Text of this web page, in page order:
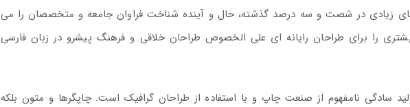
زیادی در شصت و سه درصد گذشته، حال و آینده شناخت فراوان جامعه و متخصصان را می
را برای طراحان رایانه ای علی الخصوص طراحان خلاقی و فرهنگ پیشرو در زبان فارسی
سادگی نامفهوم از صنعت چاپ و با استفاده از طراحان گرافیک است. چاپگرها و متون بلکه